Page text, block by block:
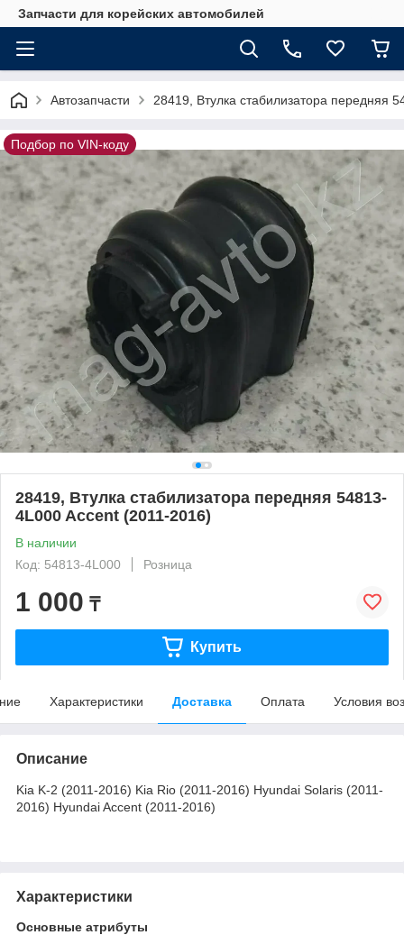
Запчасти для корейских автомобилей
Автозапчасти 28419, Втулка стабилизатора передняя
Подбор по VIN-коду
28419, Втулка стабилизатора передняя 54813-
4L000 Accent (2011-2016)
В наличии
Код: 54813-4L000
Розница
1 000 ₸
Купить
Характеристики Доставка Оплата Условия
Описание
Kia K-2 (2011-2016) Kia Rio (2011-2016) Hyundai Solaris (2011-
2016) Hyundai Accent (2011-2016)
Характеристики
Основные атрибуты